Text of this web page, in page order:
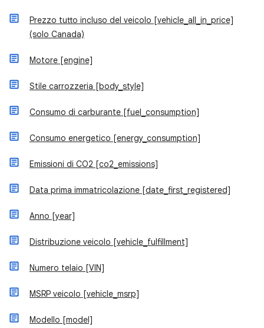
Prezzo tutto incluso del veicolo [vehicle_all_in_price]
(solo Canada)
Motore [engine]
Stile carrozzeria [body_style]
Consumo di carburante [fuel_consumption]
Consumo energetico [energy_consumption]
Emissioni di CO2 [co2_emissions]
Data prima immatricolazione [date_first_registered]
Anno [year]
Distribuzione veicolo [vehicle_fulfillment]
Numero telaio [VIN]
MSRP veicolo [vehicle_msrp]
Modello [model]